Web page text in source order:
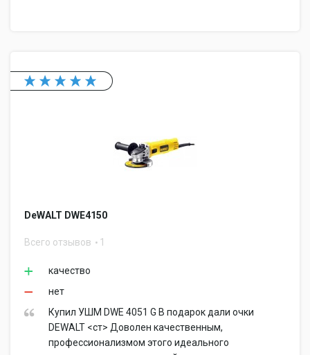
DeWALT DWE4150
Всего отзывов 1
качество
нет
Купил УШМ DWE 4051 G В подарок дали очки
DEWALT <ст> Доволен качественным,
профессионализмом этого идеального